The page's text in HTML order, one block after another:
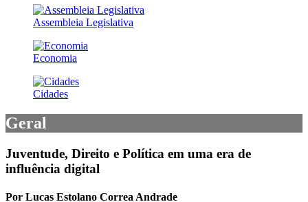
Assembleia Legislativa
Economia
Cidades
Geral
Juventude, Direito e Política em uma era de
influência digital
Por Lucas Estolano Correa Andrade